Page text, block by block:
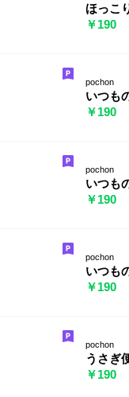
ほっこ
￥190
pochon
いつも
￥190
pochon
いつも
￥190
pochon
いつも
￥190
pochon
うさぎ
￥190